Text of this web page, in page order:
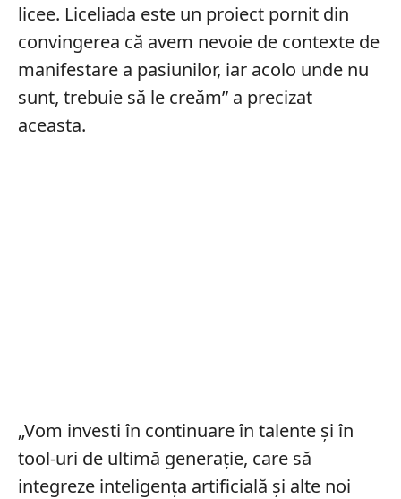
licee. Liceliada este un proiect pornit din
convingerea că avem nevoie de contexte de
manifestare a pasiunilor, iar acolo unde nu
sunt, trebuie să le creăm” a precizat
aceasta.
„Vom investi în continuare în talente și în
tool-uri de ultimă generație, care să
integreze inteligența artificială și alte noi